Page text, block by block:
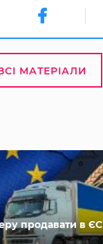
МАТЕРІАЛИ
продавати в ЄС